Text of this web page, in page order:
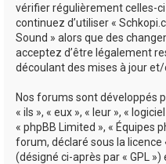
vérifier régulièrement celles-
continuez d’utiliser «
Sound » alors que des
acceptez d’être légalement
découlant des mises à jour
Nos forums sont développés
« ils », « eux », « leur », «
« phpBB Limited », « Équipes
forum, déclaré sous la licence
(désigné ci-après par « GPL